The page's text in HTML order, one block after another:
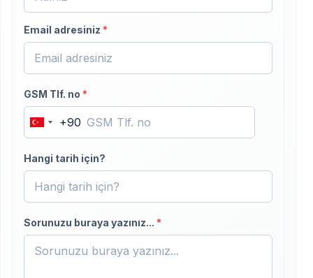
Email adresiniz *
GSM Tlf. no *
Turkey
+90
+90
Hangi tarih için?
Sorunuzu buraya yazınız... *